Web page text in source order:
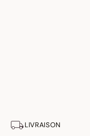
LIVRAISON